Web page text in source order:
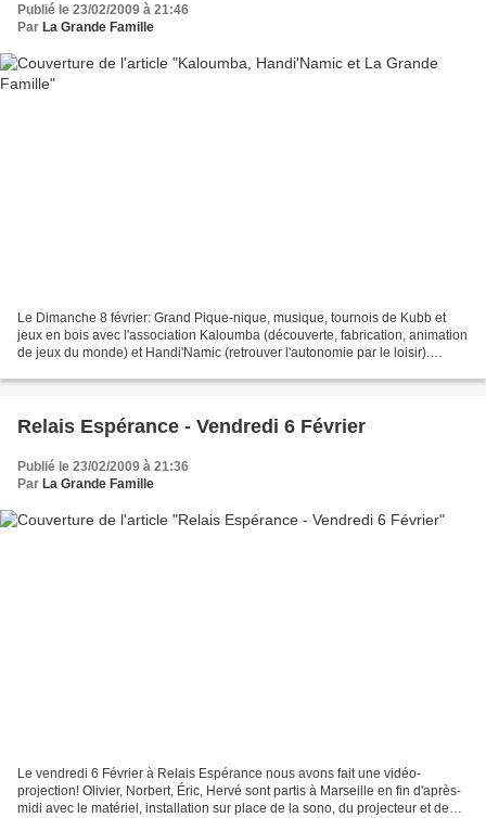
Publié le 23/02/2009 à 21:46
Par La Grande Famille
Le Dimanche 8 février: Grand Pique-nique, musique, tournois de Kubb et
jeux en bois avec l'association Kaloumba (découverte, fabrication, animation
de jeux du monde) et Handi'Namic (retrouver l'autonomie par le loisir).
Relais Espérance - Vendredi 6 Février
Publié le 23/02/2009 à 21:36
Par La Grande Famille
Le vendredi 6 Février à Relais Espérance nous avons fait une vidéo-
projection! Olivier, Norbert, Éric, Hervé sont partis à Marseille en fin d'après-
midi avec le matériel, installation sur place de la sono, du projecteur et de